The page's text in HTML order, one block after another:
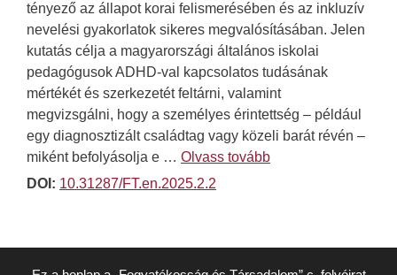
tényező az állapot korai felismerésében és az inkluzív
nevelési gyakorlatok sikeres megvalósításában. Jelen
kutatás célja a magyarországi általános iskolai
pedagógusok ADHD-val kapcsolatos tudásának
mértékét és szerkezetét feltárni, valamint
megvizsgálni, hogy a személyes érintettség – például
egy diagnosztizált családtag vagy közeli barát révén –
miként befolyásolja e … Olvass tovább
DOI: 10.31287/FT.en.2025.2.2